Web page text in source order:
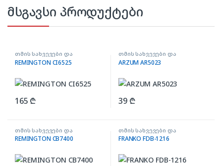
მსგავსი პროდუქტები
თმის სახვევები და
სავარცხლები
REMINGTON CI6525
165 ₾
თმის სახვევები და
სავარცხლები
ARZUM AR5023
39 ₾
თმის სახვევები და
სავარცხლები
REMINGTON CB7400
თმის სახვევები და
სავარცხლები
FRANKO FDB-1216